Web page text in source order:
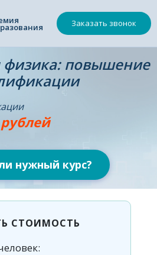
Заказать звонок
повышение
нужный курс?
СТОИМОСТЬ